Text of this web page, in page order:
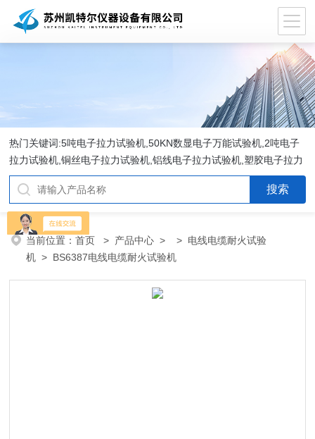
热门关键词:5吨电子拉力试验机,50KN数显电子万能试验机,2吨电子
拉力试验机,铜丝电子拉力试验机,铝线电子拉力试验机,塑胶电子拉力
试验机.
当前位置：首页 > 产品中心 > > 电线电缆耐火试验
机 > BS6387电线电缆耐火试验机